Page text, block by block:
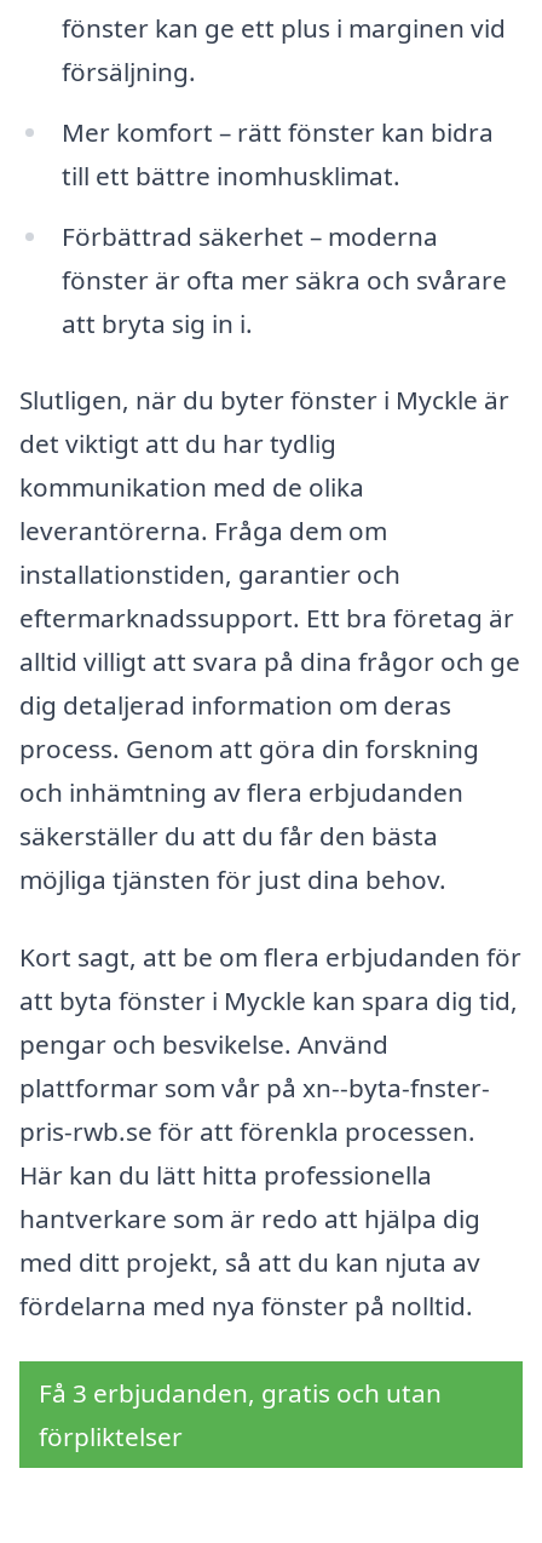
fönster kan ge ett plus i marginen vid
försäljning.
Mer komfort – rätt fönster kan bidra
till ett bättre inomhusklimat.
Förbättrad säkerhet – moderna
fönster är ofta mer säkra och svårare
att bryta sig in i.
Slutligen, när du byter fönster i Myckle är
det viktigt att du har tydlig
kommunikation med de olika
leverantörerna. Fråga dem om
installationstiden, garantier och
eftermarknadssupport. Ett bra företag är
alltid villigt att svara på dina frågor och ge
dig detaljerad information om deras
process. Genom att göra din forskning
och inhämtning av flera erbjudanden
säkerställer du att du får den bästa
möjliga tjänsten för just dina behov.
Kort sagt, att be om flera erbjudanden för
att byta fönster i Myckle kan spara dig tid,
pengar och besvikelse. Använd
plattformar som vår på xn--byta-fnster-
pris-rwb.se för att förenkla processen.
Här kan du lätt hitta professionella
hantverkare som är redo att hjälpa dig
med ditt projekt, så att du kan njuta av
fördelarna med nya fönster på nolltid.
Få 3 erbjudanden, gratis och utan
förpliktelser